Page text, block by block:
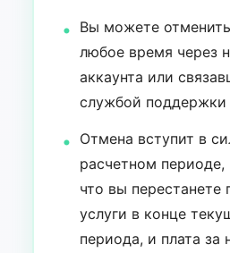
Вы можете
любое время через
аккаунта или
службой поддержки
Отмена вступит в
расчетном периоде,
что вы перестанете
услуги в конце
периода, и плата за